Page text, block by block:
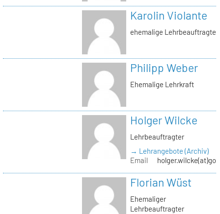
Karolin Violante
ehemalige Lehrbeauftragte
Philipp Weber
Ehemalige Lehrkraft
Holger Wilcke
Lehrbeauftragter
→ Lehrangebote (Archiv)
Email
Florian Wüst
Ehemaliger
Lehrbeauftragter